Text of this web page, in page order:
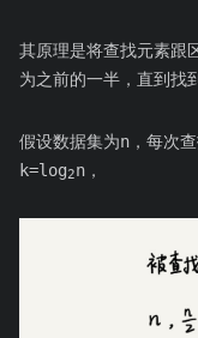
其原理是将查找元素跟
为之前的一半，直到找
假设数据集为n，每次
k=log2n，